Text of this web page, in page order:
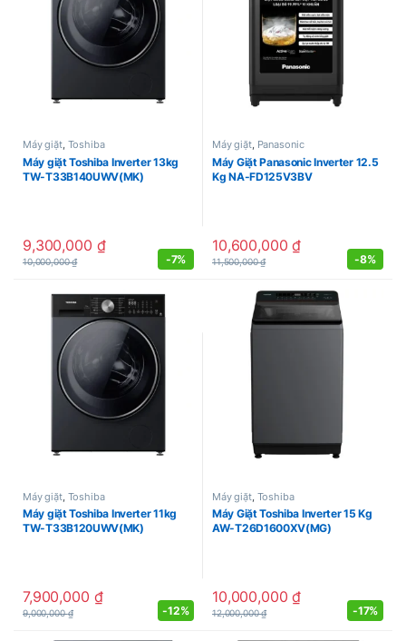
Máy giặt, Toshiba
Máy giặt Toshiba Inverter 13kg
TW-T33B140UWV(MK)
9,300,000 ₫
10,000,000₫ -7%
Máy giặt, Panasonic
Máy Giặt Panasonic Inverter 12.5
Kg NA-FD125V3BV
10,600,000₫
11,500,000₫ -8%
Máy giặt, Toshiba
Máy giặt Toshiba Inverter 11kg
TW-T33B120UWV(MK)
7,900,000 ₫
9,000,000₫ -12%
Máy giặt, Toshiba
Máy Giặt Toshiba Inverter 15 Kg
AW-T26D1600XV(MG)
10,000,000₫
12,000,000₫ -17%